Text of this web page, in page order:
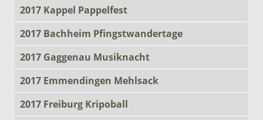
2017 Kappel Pappelfest
2017 Bachheim Pfingstwandertage
2017 Gaggenau Musiknacht
2017 Emmendingen Mehlsack
2017 Freiburg Kripoball